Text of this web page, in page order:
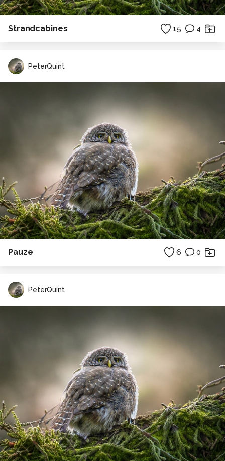
Strandcabines 15 4
PeterQuint
Pauze 6 0
PeterQuint